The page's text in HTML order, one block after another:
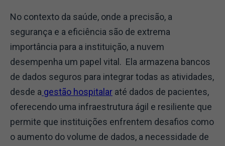
No contexto da saúde, onde a precisão, a
segurança e a eficiência são de extrema
importância para a instituição, a nuvem
desempenha um papel vital. Ela armazena bancos
de dados seguros para integrar todas as atividades,
desde a gestão hospitalar até dados de pacientes,
oferecendo uma infraestrutura ágil e resiliente que
permite que instituições enfrentem desafios como
o aumento do volume de dados, a necessidade de